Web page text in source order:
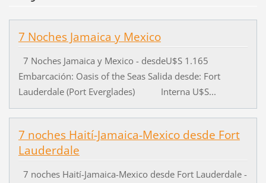
7 Noches Jamaica y Mexico
7 Noches Jamaica y Mexico - desdeU$S 1.165
Embarcación: Oasis of the Seas Salida desde: Fort
Lauderdale (Port Everglades) Interna U$S...
7 noches Haití-Jamaica-Mexico desde Fort
Lauderdale
7 noches Haití-Jamaica-Mexico desde Fort Lauderdale -